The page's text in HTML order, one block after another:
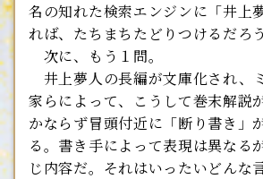
名の知れた検索エンジンに「井上
れば、たちまちたどりつけるだろう
次に、もう１問。
井上夢人の長編が文庫化され、
家らによって、こうして巻末解説
かならず冒頭付近に「断り書き」
る。書き手によって表現は異なる
じ内容だ。それはいったいどんな